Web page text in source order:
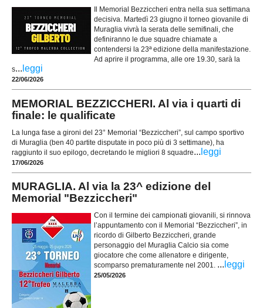
Il Memorial Bezziccheri entra nella sua settimana
decisiva. Martedì 23 giugno il torneo giovanile di
Muraglia vivrà la serata delle semifinali, che
definiranno le due squadre chiamate a
contendersi la 23ª edizione della manifestazione.
Ad aprire il programma, alle ore 19.30, sarà la
s... leggi
22/06/2026
MEMORIAL BEZZICCHERI. Al via i quarti di
finale: le qualificate
La lunga fase a gironi del 23° Memorial “Bezziccheri”, sul campo sportivo
di Muraglia (ben 40 partite disputate in poco più di 3 settimane), ha
raggiunto il suo epilogo, decretando le migliori 8 squadre... leggi
17/06/2026
MURAGLIA. Al via la 23^ edizione del
Memorial "Bezziccheri"
Con il termine dei campionati giovanili, si rinnova
l’appuntamento con il Memorial “Bezziccheri”, in
ricordo di Gilberto Bezziccheri, grande
personaggio del Muraglia Calcio sia come
giocatore che come allenatore e dirigente,
scomparso prematuramente nel 2001. ... leggi
25/05/2026